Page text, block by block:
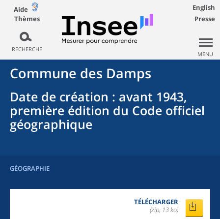
Aide
Thèmes
RECHERCHE
English
Presse
MENU
Commune des Damps
Date de création : avant 1943,
première édition du Code officiel
géographique
GÉOGRAPHIE
TÉLÉCHARGER
(zip, 13 ko)